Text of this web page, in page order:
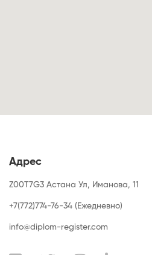
Адрес
Z00T7G3 Астана Ул, Иманова, 11
+7(772)774-76-34 (Ежедневно)
info@diplom-register.com